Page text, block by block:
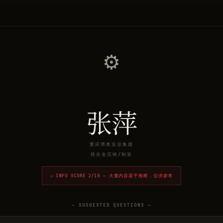
⚙️
张萍
重庆博奥实业集团
镁合金压铸/制造
⚠ INFO SCORE 2/10 — 大量内容基于推断，仅供参考
— SUGGESTED QUESTIONS —